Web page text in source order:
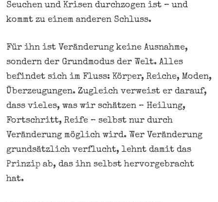
Seuchen und Krisen durchzogen ist – und
kommt zu einem anderen Schluss.
Für ihn ist Veränderung keine Ausnahme,
sondern der Grundmodus der Welt. Alles
befindet sich im Fluss: Körper, Reiche, Moden,
Überzeugungen. Zugleich verweist er darauf,
dass vieles, was wir schätzen – Heilung,
Fortschritt, Reife – selbst nur durch
Veränderung möglich wird. Wer Veränderung
grundsätzlich verflucht, lehnt damit das
Prinzip ab, das ihn selbst hervorgebracht
hat.